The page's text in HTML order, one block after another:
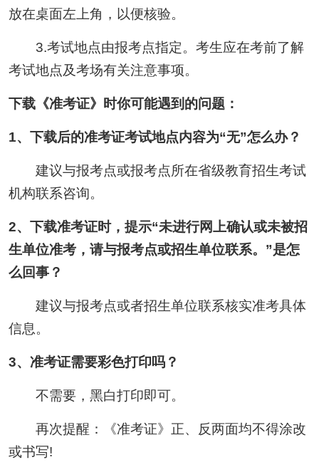
放在桌面左上角，以便核验。
3.考试地点由报考点指定。考生应在考前了解
考试地点及考场有关注意事项。
下载《准考证》时你可能遇到的问题：
1、下载后的准考证考试地点内容为“无”怎么办？
建议与报考点或报考点所在省级教育招生考试
机构联系咨询。
2、下载准考证时，提示“未进行网上确认或未被招
生单位准考，请与报考点或招生单位联系。”是怎
么回事？
建议与报考点或者招生单位联系核实准考具体
信息。
3、准考证需要彩色打印吗？
不需要，黑白打印即可。
再次提醒：《准考证》正、反两面均不得涂改
或书写!